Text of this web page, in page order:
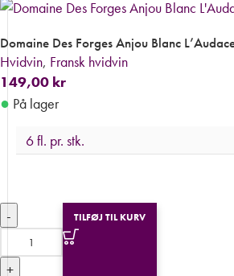
Domaine Des Forges Anjou Blanc
Hvidvin, Fransk hvidvin
149,00 kr
● På lager
6 fl. pr. stk.
-
+
TILFØJ TIL KURV